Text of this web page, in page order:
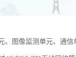
图像监测单元、通